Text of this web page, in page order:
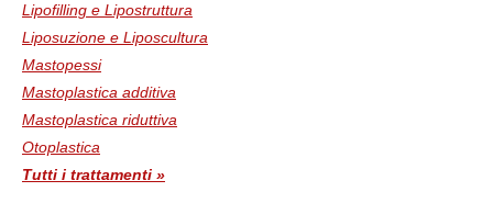
Lipofilling e Lipostruttura
Liposuzione e Liposcultura
Mastopessi
Mastoplastica additiva
Mastoplastica riduttiva
Otoplastica
Tutti i trattamenti »